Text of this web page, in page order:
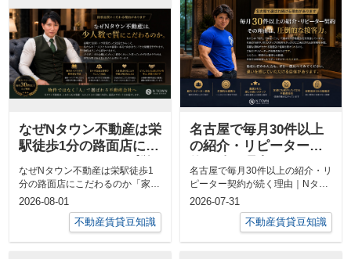
なぜNタウン不動産は栄
駅徒歩1分の路面店にこ
だわるのか｜トップ営
業だった社長が接客品
質を最優先する理由
なぜNタウン不動産は栄駅徒歩1
分の路面店にこだわるのか「家賃
が高い場所に店舗を構える必要は
あるの？」...
2026-08-01
不動産賃貸豆知識
名古屋で毎月30件以上
の紹介・リピーター契
約が続く理由｜Nタウン
不動産が「またお願い
したい」と選ばれる接
名古屋で毎月30件以上の紹介・リ
ピーター契約が続く理由｜Nタウ
ン不動産が「またお願いしたい」
2026-07-31
不動産賃貸豆知識